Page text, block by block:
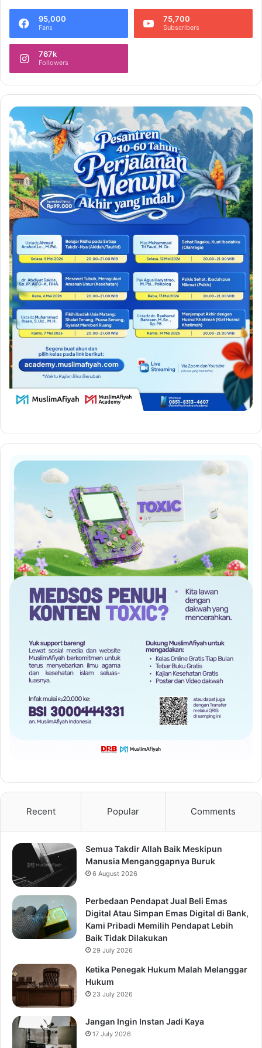
95,000
Fans
75,700
Subscribers
767k
Followers
Recent Popular Comments
Semua Takdir Allah Baik Meskipun
Manusia Menganggapnya Buruk
6 August 2026
Perbedaan Pendapat Jual Beli Emas
Digital Atau Simpan Emas Digital di Bank,
Kami Pribadi Memilih Pendapat Lebih
Baik Tidak Dilakukan
29 July 2026
Ketika Penegak Hukum Malah Melanggar
Hukum
23 July 2026
Jangan Ingin Instan Jadi Kaya
17 July 2026